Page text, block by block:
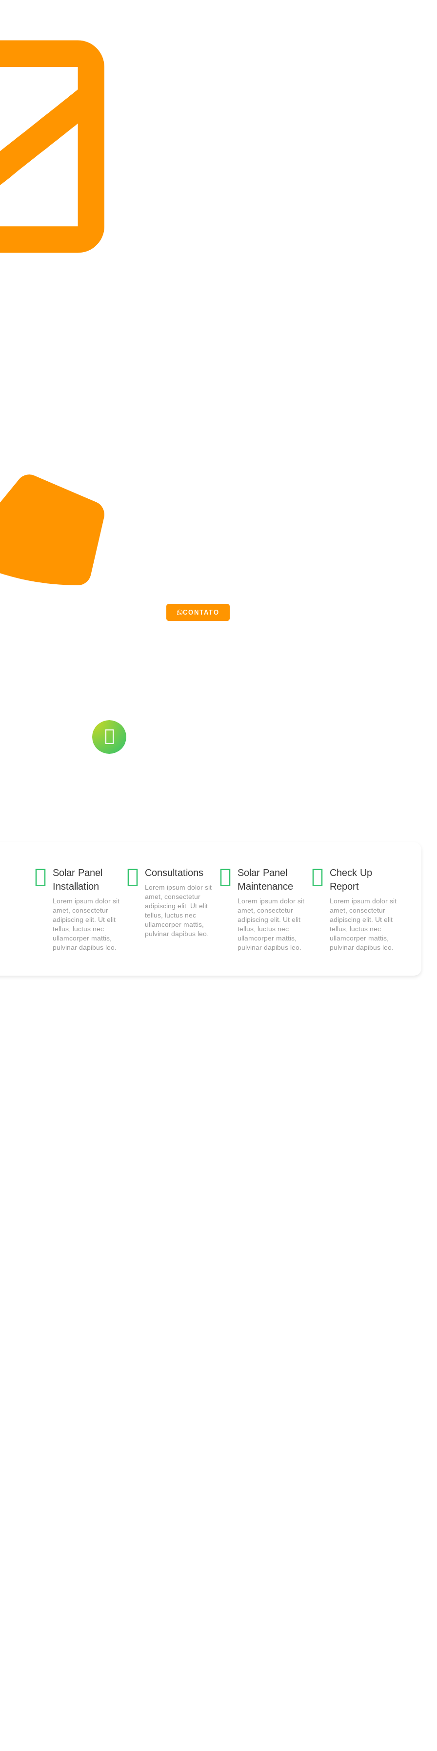
CONTATO
Solar Panel
Installation
Lorem ipsum dolor sit
amet, consectetur
adipiscing elit. Ut elit
tellus, luctus nec
ullamcorper mattis,
pulvinar dapibus leo.
Consultations
Lorem ipsum dolor sit
amet, consectetur
adipiscing elit. Ut elit
tellus, luctus nec
ullamcorper mattis,
pulvinar dapibus leo.
Solar Panel
Maintenance
Lorem ipsum dolor sit
amet, consectetur
adipiscing elit. Ut elit
tellus, luctus nec
ullamcorper mattis,
pulvinar dapibus leo.
Check Up
Report
Lorem ipsum dolor sit
amet, consectetur
adipiscing elit. Ut elit
tellus, luctus nec
ullamcorper mattis,
pulvinar dapibus leo.